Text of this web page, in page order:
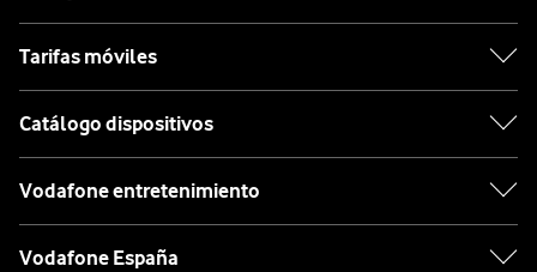
Tarifas móviles
Catálogo dispositivos
Vodafone entretenimiento
Vodafone España